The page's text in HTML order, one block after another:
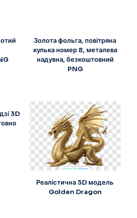
Золота фольга, повітряна
кулька номер 8, металева
надувна, безкоштовний
PNG
3D
Реалістична 3D модель
Golden Dragon